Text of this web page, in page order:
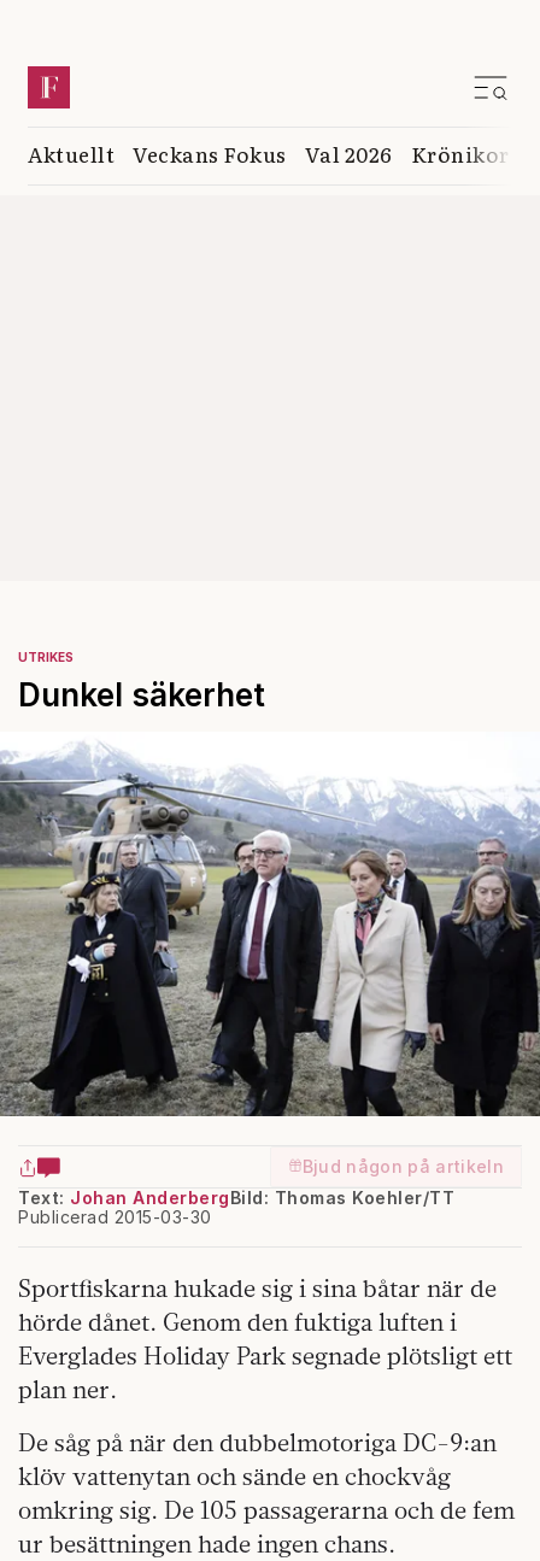
Aktuellt Veckans Fokus Val 2026 Krönikor
UTRIKES
Dunkel säkerhet
Bjud någon på artikeln
Text: Johan Anderberg
Publicerad 2015-03-30
Bild: Thomas Koehler/TT
Sportfiskarna hukade sig i sina båtar när de
hörde dånet. Genom den fuktiga luften i
Everglades Holiday Park segnade plötsligt ett
plan ner.
De såg på när den dubbelmotoriga DC-9:an
klöv vattenytan och sände en chockvåg
omkring sig. De 105 passagerarna och de fem
ur besättningen hade ingen chans.